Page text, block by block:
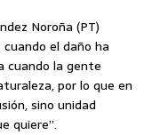
Noroña (PT)
el daño ha
cuando la gente
por lo que en
sino unidad
quiere”.